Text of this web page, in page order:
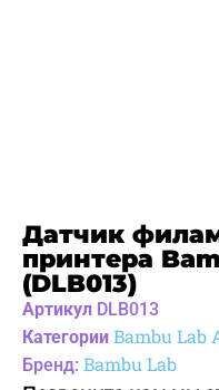
Датчик
принтера
(DLB013)
Артикул DLB013
Категории Bambu Lab
Бренд: Bambu Lab